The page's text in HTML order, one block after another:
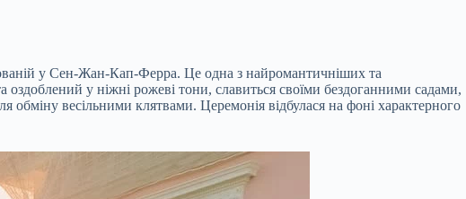
у Сен-Жан-Кап-Ферра. Це одна з найромантичніших та
у ніжні рожеві тони, славиться своїми бездоганними садами,
весільними клятвами. Церемонія відбулася на фоні характерного